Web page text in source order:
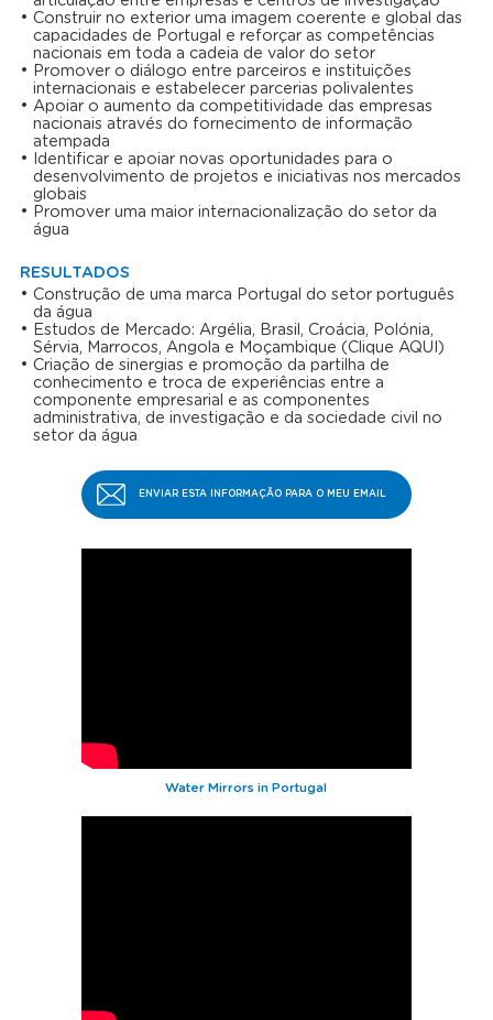
Water Mirrors in Portugal
Construir no exterior uma imagem coerente e global das
capacidades de Portugal e reforçar as competências
nacionais em toda a cadeia de valor do setor
Promover o diálogo entre parceiros e instituições
internacionais e estabelecer parcerias polivalentes
Apoiar o aumento da competitividade das empresas
nacionais através do fornecimento de informação
atempada
Identificar e apoiar novas oportunidades para o
desenvolvimento de projetos e iniciativas nos mercados
globais
Promover uma maior internacionalização do setor da
água
RESULTADOS
Construção de uma marca Portugal do setor português
da água
Estudos de Mercado: Argélia, Brasil, Croácia, Polónia,
Sérvia, Marrocos, Angola e Moçambique (Clique AQUI)
Criação de sinergias e promoção da partilha de
conhecimento e troca de experiências entre a
componente empresarial e as componentes
administrativa, de investigação e da sociedade civil no
setor da água
ENVIAR ESTA INFORMAÇÃO PARA O MEU EMAIL